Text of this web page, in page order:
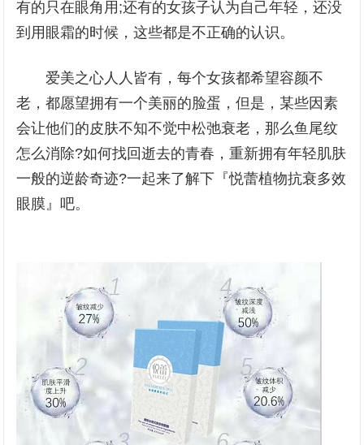
有的只在眼角用;还有的女孩子认为自己年轻，还没
到用眼霜的时候，这些都是不正确的认识。
爱美之心人人皆有，每个女孩都希望容颜不
老，都愿望拥有一个美丽的脸蛋，但是，某些因素
会让他们的皮肤不知不觉中松弛衰老，那么鱼尾纹
怎么消除?如何找回逝去的青春，重新拥有年轻肌肤
一般的逆龄奇迹?一起来了解下『悦蕾植物抗衰多效
眼膜』吧。